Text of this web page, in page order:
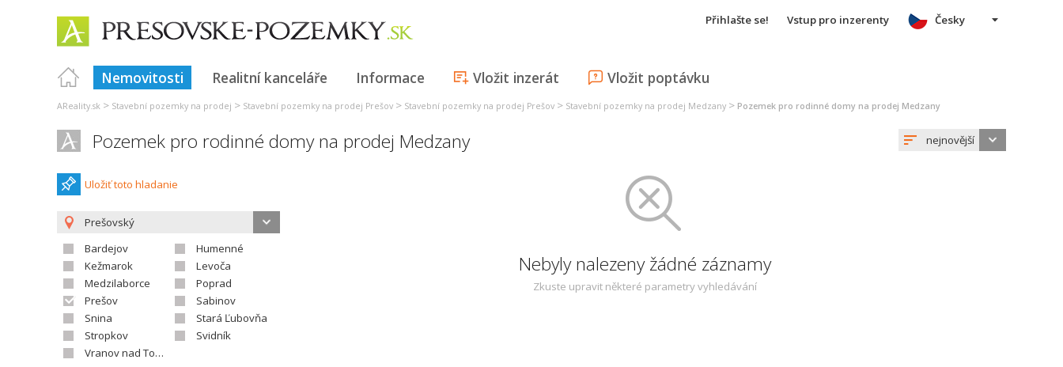
Přihlašte se! Vstup pro inzerenty
Nemovitosti Realitní kanceláře Informace Vložit inzerát Vložit poptávku
Česky
AReality.sk > Stavební pozemky na prodej > Stavební pozemky na prodej Prešov > Stavební pozemky na prodej Prešov > Stavební pozemky na prodej Medzany > Pozemek pro rodinné domy na prodej Medzany
Pozemek pro rodinné domy na prodej Medzany nejnovější
Uložiť toto hladanie
Prešovský
Bardejov
Humenné
Kežmarok
Levoča
Medzilaborce
Poprad
Prešov
Sabinov
Snina
Stará Ľubovňa
Stropkov
Svidník
Vranov nad Topľou
Nebyly nalezeny žádné záznamy
Zkuste upravit některé parametry vyhledávání